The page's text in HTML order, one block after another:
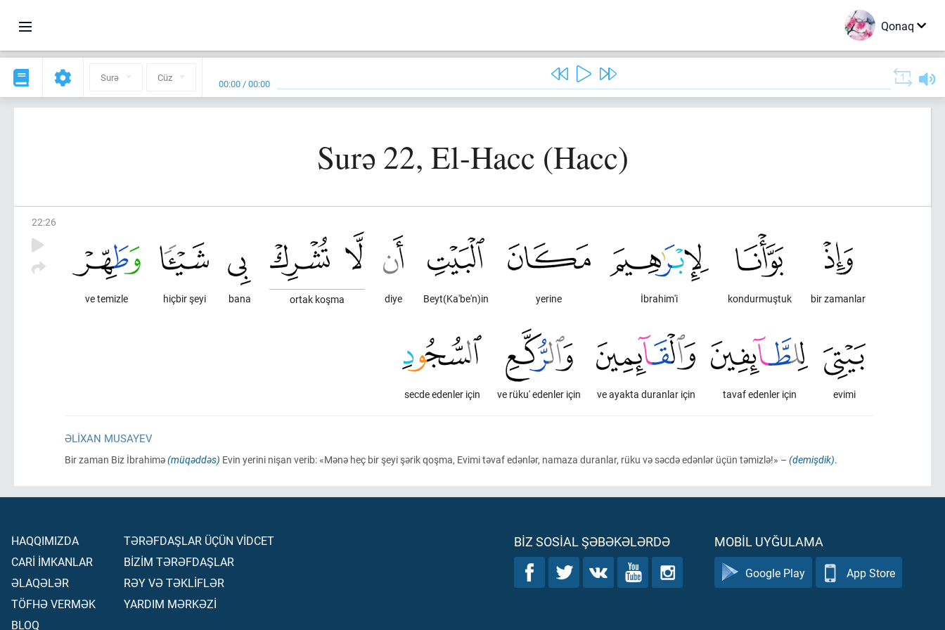
Qonaq
Surə Cüz 00:00 /00:00
Surə 22, El-Hacc (Hacc)
22:26
bir zamanlar
kondurmuştuk
İbrahim'i
yerine
Beyt(Ka'be'n)in
diye
ortak koşma
bana
hiçbir şeyi
ve temizle
evimi
tavaf edenler için
ve ayakta duranlar için
ve rüku' edenler için
secde edenler için
ƏLIXAN MUSAYEV
Bir zaman Biz İbrahimə(müqəddəs) Evin yerini nişan verib: «Mənə heç bir şeyi şərik qoşma, Evimi təvaf edənlər, namaza duranlar, rüku və səcdə edənlər üçün təmizlə!» – (demişdik).
HAQQIMIZDA
CARİ İMKANLAR
ƏLAQƏLƏR
TÖFHƏ VERMƏK
BLOQ
TƏRƏFDAŞLAR ÜÇÜN VİDCET
BİZİM TƏRƏFDAŞLAR
RƏY VƏ TƏKLİFLƏR
YARDIM MƏRKƏZİ
BIZ SOSIAL ŞƏBƏKƏLƏRDƏ MOBIL UYĞULAMA
Google Play App Store